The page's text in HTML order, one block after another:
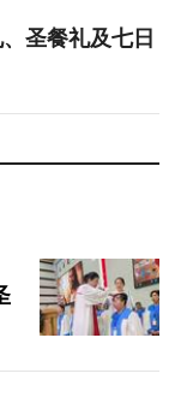
圣餐礼及七日